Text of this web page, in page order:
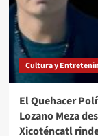
Cultura y
El Quehacer
Lozano Meza
Xicoténcatl